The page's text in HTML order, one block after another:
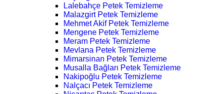
Lalebahçe Petek Temizleme
Malazgirt Petek Temizleme
Mehmet Akif Petek Temizleme
Mengene Petek Temizleme
Meram Petek Temizleme
Mevlana Petek Temizleme
Mimarsinan Petek Temizleme
Musalla Bağları Petek Temizleme
Nakipoğlu Petek Temizleme
Nalçacı Petek Temizleme